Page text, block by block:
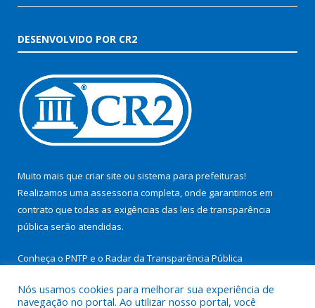
DESENVOLVIDO POR CR2
Muito mais que criar site ou sistema para prefeituras!
Realizamos uma assessoria completa, onde garantimos em
contrato que todas as exigências das leis de transparência
pública serão atendidas.
Conheça o PNTP e o Radar da Transparência Pública
Nós usamos cookies para melhorar sua experiência de
navegação no portal. Ao utilizar nosso portal, você